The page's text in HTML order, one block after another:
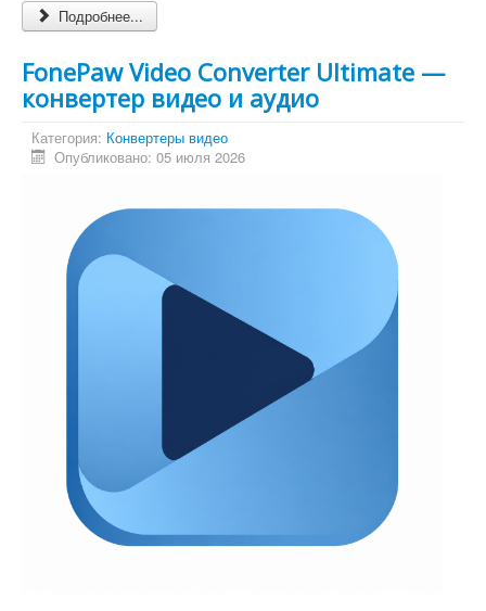
Подробнее...
FonePaw Video Converter Ultimate —
конвертер видео и аудио
Категория: Конвертеры видео
Опубликовано: 05 июля 2026